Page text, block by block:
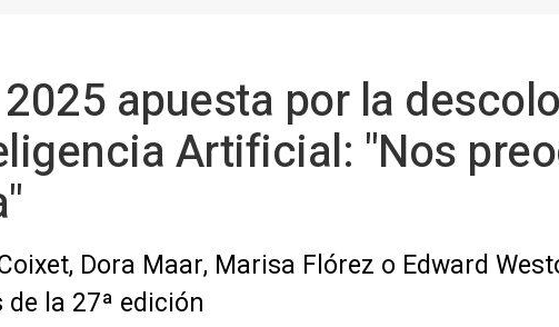
apuesta por la
Artificial: "Nos
Dora Maar, Marisa Flórez o Edward
la 27ª edición